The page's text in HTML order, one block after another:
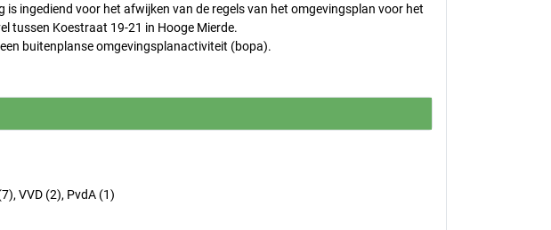
is ingediend voor het afwijken van de regels van het omgevingsplan voor het
tussen Koestraat 19-21 in Hooge Mierde.
buitenplanse omgevingsplanactiviteit (bopa).
VVD (2), PvdA (1)